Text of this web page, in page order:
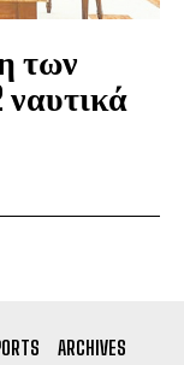
των
ARCHIVES